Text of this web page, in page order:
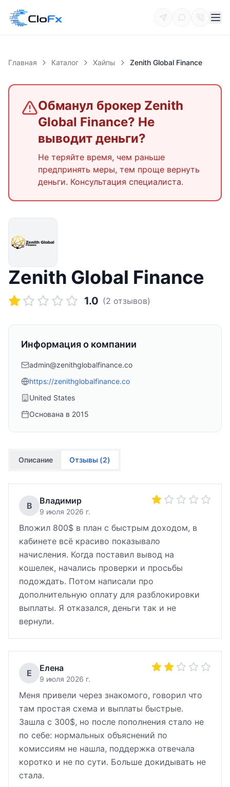
Главная Каталог Хайпы Zenith Global Finance
Обманул брокер Zenith
Global Finance? Не
выводит деньги?
Не теряйте время, чем раньше
предпринять меры, тем проще вернуть
деньги. Консультация специалиста.
Zenith Global Finance
1.0 (2 отзывов)
Информация о компании
admin@zenithglobalfinance.co
https://zenithglobalfinance.co
United States
Основана в 2015
Описание Отзывы (2)
В Владимир
9 июля 2026 г.
Вложил 800$ в план с быстрым доходом, в
кабинете всё красиво показывало
начисления. Когда поставил вывод на
кошелек, начались проверки и просьбы
подождать. Потом написали про
дополнительную оплату для разблокировки
выплаты. Я отказался, деньги так и не
вернули.
Е Елена
9 июля 2026 г.
Меня привели через знакомого, говорил что
там простая схема и выплаты быстрые.
Зашла с 300$, но после пополнения стало не
по себе: нормальных объяснений по
комиссиям не нашла, поддержка отвечала
коротко и не по сути. Больше докидывать не
стала.